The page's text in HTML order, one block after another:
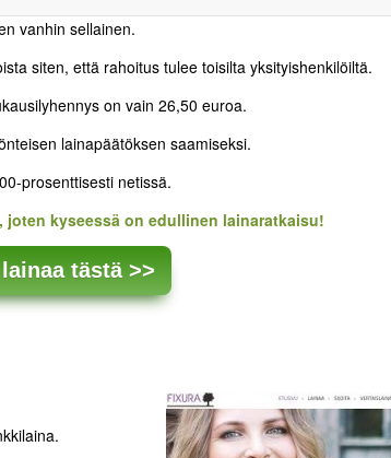
vanhin sellainen.
siten, että rahoitus tulee toisilta yksityishenkilöiltä.
on vain 26,50 euroa.
lainapäätöksen saamiseksi.
prosenttisesti netissä.
kyseessä on edullinen lainaratkaisu!
tästä >>